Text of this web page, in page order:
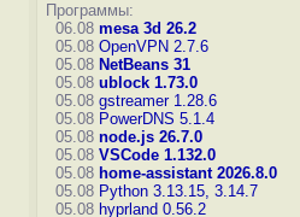
Программы:
06.08 mesa 3d 26.2
05.08 OpenVPN 2.7.6
05.08 NetBeans 31
05.08 ublock 1.73.0
05.08 gstreamer 1.28.6
05.08 PowerDNS 5.1.4
05.08 node.js 26.7.0
05.08 VSCode 1.132.0
05.08 home-assistant 2026.8.0
05.08 Python 3.13.15, 3.14.7
05.08 hyprland 0.56.2